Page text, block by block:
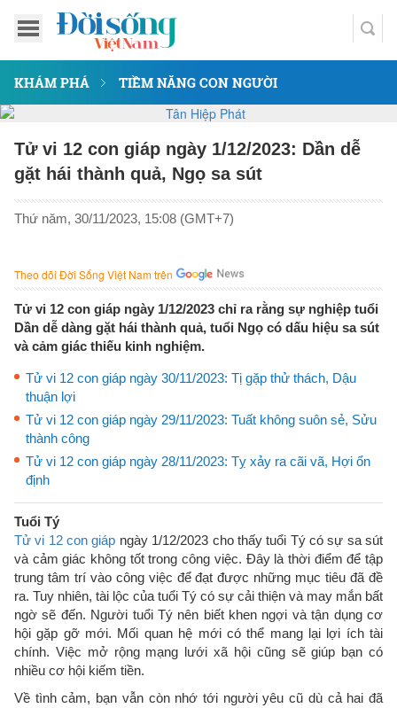
KHÁM PHÁ TIỀM NĂNG CON NGƯỜI
Tử vi 12 con giáp ngày 1/12/2023: Dần dễ
gặt hái thành quả, Ngọ sa sút
Thứ năm, 30/11/2023, 15:08 (GMT+7)
Theo dõi Đời Sống Việt Nam trên
Tử vi 12 con giáp ngày 1/12/2023 chỉ ra rằng sự nghiệp tuổi
Dần dễ dàng gặt hái thành quả, tuổi Ngọ có dấu hiệu sa sút
và cảm giác thiếu kinh nghiệm.
Tử vi 12 con giáp ngày 30/11/2023: Tị gặp thử thách, Dậu
thuận lợi
Tử vi 12 con giáp ngày 29/11/2023: Tuất không suôn sẻ, Sửu
thành công
Tử vi 12 con giáp ngày 28/11/2023: Tỵ xảy ra cãi vã, Hợi ổn
định
Tuổi Tý
Tử vi 12 con giáp ngày 1/12/2023 cho thấy tuổi Tý có sự sa sút
và cảm giác không tốt trong công việc. Đây là thời điểm để tập
trung tâm trí vào công việc để đạt được những mục tiêu đã đề
ra. Tuy nhiên, tài lộc của tuổi Tý có sự cải thiện và may mắn bất
ngờ sẽ đến. Người tuổi Tý nên biết khen ngợi và tận dụng cơ
hội gặp gỡ mới. Mối quan hệ mới có thể mang lại lợi ích tài
chính. Việc mở rộng mạng lưới xã hội cũng sẽ giúp bạn có
nhiều cơ hội kiếm tiền.
Về tình cảm, bạn vẫn còn nhớ tới người yêu cũ dù cả hai đã